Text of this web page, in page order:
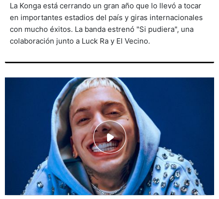
La Konga está cerrando un gran año que lo llevó a tocar
en importantes estadios del país y giras internacionales
con mucho éxitos. La banda estrenó "Si pudiera", una
colaboración junto a Luck Ra y El Vecino.